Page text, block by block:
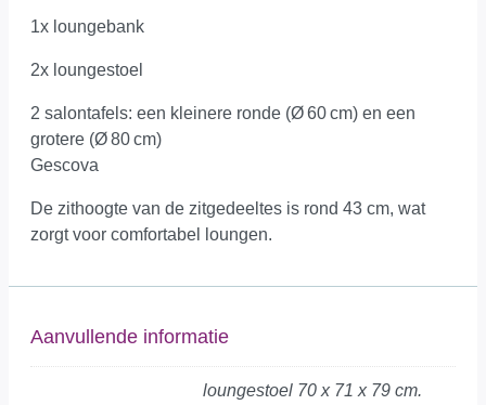
1x loungebank
2x loungestoel
2 salontafels: een kleinere ronde (Ø 60 cm) en een
grotere (Ø 80 cm)
Gescova
De zithoogte van de zitgedeeltes is rond 43 cm, wat
zorgt voor comfortabel loungen.
Aanvullende informatie
loungestoel 70 x 71 x 79 cm.